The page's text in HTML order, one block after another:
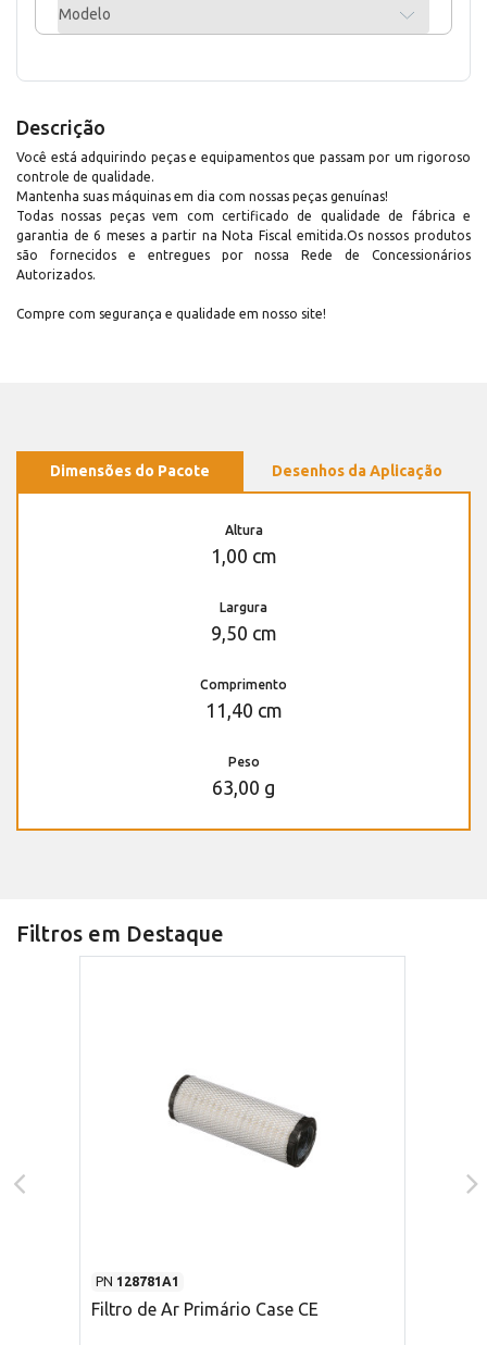
Modelo
Descrição
Você está adquirindo peças e equipamentos que passam por um rigoroso
controle de qualidade.
Mantenha suas máquinas em dia com nossas peças genuínas!
Todas nossas peças vem com certificado de qualidade de fábrica e
garantia de 6 meses a partir na Nota Fiscal emitida.Os nossos produtos
são fornecidos e entregues por nossa Rede de Concessionários
Autorizados.
Compre com segurança e qualidade em nosso site!
Dimensões do Pacote Desenhos da Aplicação
Altura
1,00 cm
Largura
9,50 cm
Comprimento
11,40 cm
Peso
63,00 g
Filtros em Destaque
PN 128781A1
Filtro de Ar Primário Case CE